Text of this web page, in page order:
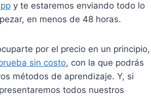
y te estaremos enviando todo lo
en menos de 48 horas.
por el precio en un principio,
sin costo, con la que podrás
métodos de aprendizaje. Y, si
todos nuestros